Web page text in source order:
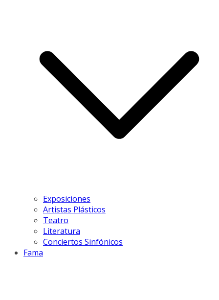
Exposiciones
Artistas Plásticos
Teatro
Literatura
Conciertos Sinfónicos
Fama